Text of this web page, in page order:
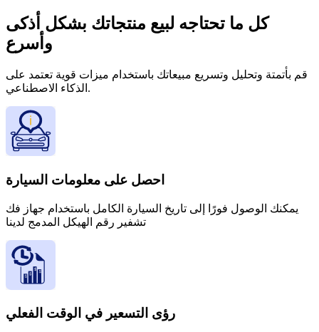
كل ما تحتاجه لبيع منتجاتك بشكل أذكى
وأسرع
قم بأتمتة وتحليل وتسريع مبيعاتك باستخدام ميزات قوية تعتمد على
الذكاء الاصطناعي.
احصل على معلومات السيارة
يمكنك الوصول فورًا إلى تاريخ السيارة الكامل باستخدام جهاز فك
تشفير رقم الهيكل المدمج لدينا
رؤى التسعير في الوقت الفعلي